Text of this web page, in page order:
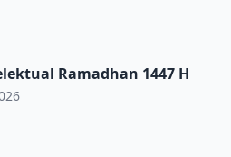
1447 H
Ramadhan 1447 H